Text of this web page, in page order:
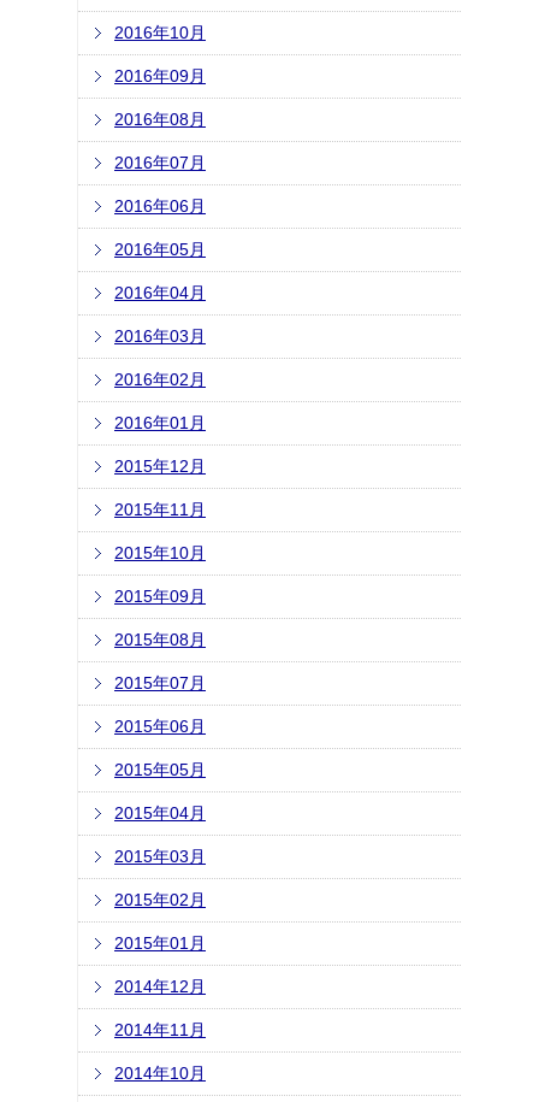
2016年10月
2016年09月
2016年08月
2016年07月
2016年06月
2016年05月
2016年04月
2016年03月
2016年02月
2016年01月
2015年12月
2015年11月
2015年10月
2015年09月
2015年08月
2015年07月
2015年06月
2015年05月
2015年04月
2015年03月
2015年02月
2015年01月
2014年12月
2014年11月
2014年10月